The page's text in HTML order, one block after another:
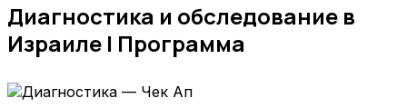
Диагностика и обследование в
Израиле | Программа